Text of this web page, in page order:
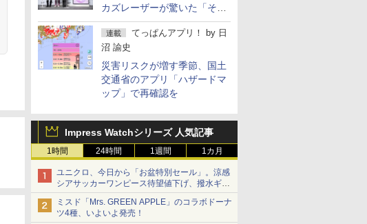
カズレーザーが驚いた「そば
屋のメニュー並みの薄さ」
連載 てっぱんアプリ！ by 日
沼 諭史
災害リスクが増す季節、国土
交通省のアプリ「ハザードマ
ップ」で再確認を
Impress Watchシリーズ 人気記事
1時間 24時間 1週間 1カ月
ユニクロ、今日から「お盆特別セール」。涼感
シアサッカーワンピース待望値下げ、撥水ギア
ショーツは1990円に
ミスド「Mrs. GREEN APPLE」のコラボドーナ
ツ4種、いよいよ発売！